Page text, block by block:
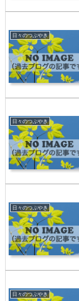
日々のつぶやき
日々のつぶやき
日々のつぶやき
日々のつぶやき